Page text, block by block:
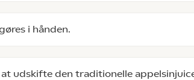
i hånden.
udskifte den traditionelle